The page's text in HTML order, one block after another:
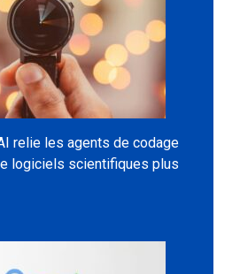
relie les agents de codage
logiciels scientifiques plus